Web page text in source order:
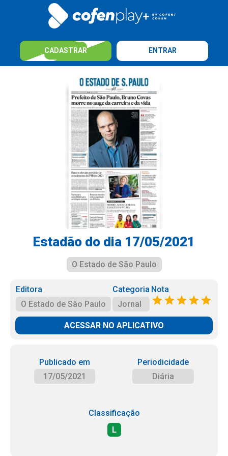
CADASTRAR ENTRAR
Estadão do dia 17/05/2021
O Estado de São Paulo
Editora
O Estado de São Paulo
Categoria
Jornal
Nota
ACESSAR NO APLICATIVO
Publicado em
17/05/2021
Periodicidade
Diária
Classificação
L